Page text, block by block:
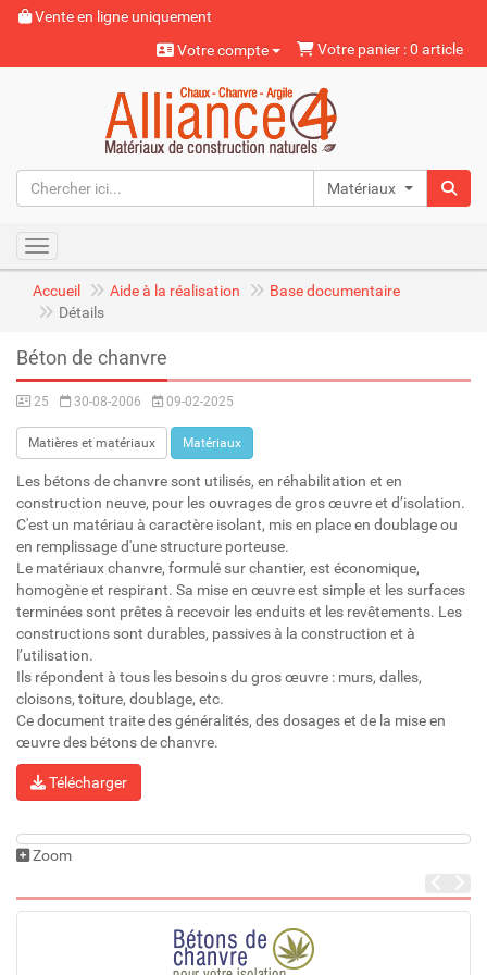
Vente en ligne uniquement
Votre compte
Votre panier : 0 article
Matériaux naturels
Toggle navigation
Accueil Aide à la réalisation
Base documentaire
Détails
Béton de chanvre
25 30-08-2006 09-02-2025
Matières et matériaux Matériaux
Les bétons de chanvre sont utilisés, en réhabilitation et en
construction neuve, pour les ouvrages de gros œuvre et d’isolation.
C'est un matériau à caractère isolant, mis en place en doublage ou
en remplissage d'une structure porteuse.
Le matériaux chanvre, formulé sur chantier, est économique,
homogène et respirant. Sa mise en œuvre est simple et les surfaces
terminées sont prêtes à recevoir les enduits et les revêtements. Les
constructions sont durables, passives à la construction et à
l’utilisation.
Ils répondent à tous les besoins du gros œuvre : murs, dalles,
cloisons, toiture, doublage, etc.
Ce document traite des généralités, des dosages et de la mise en
œuvre des bétons de chanvre.
Télécharger
Zoom